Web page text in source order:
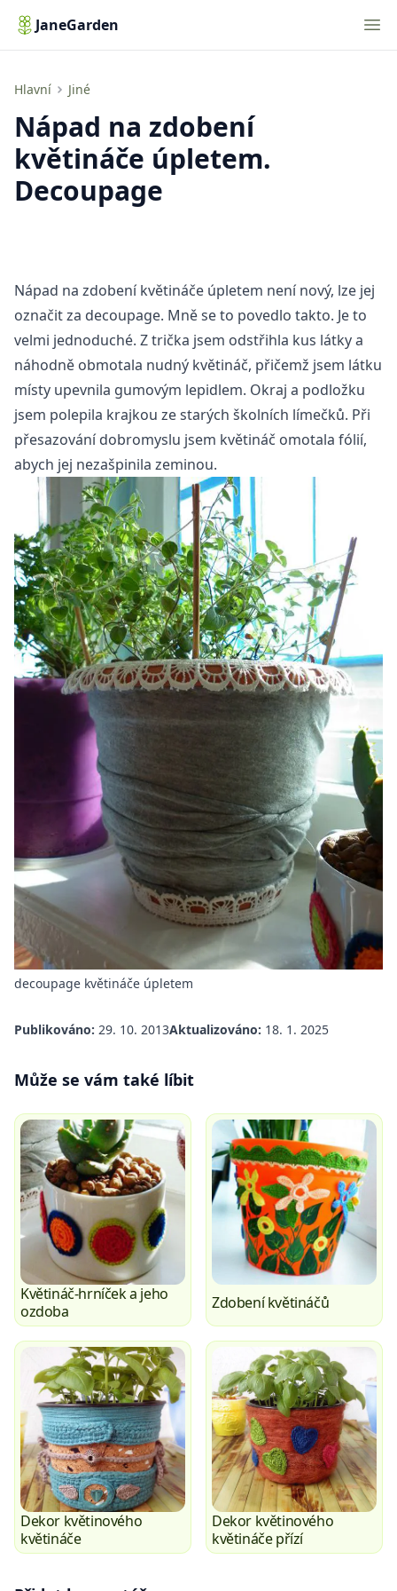
JaneGarden
Hlavní Jiné
Nápad na zdobení květináče úpletem. Decoupage
Nápad na zdobení
květináče úpletem.
Decoupage
Nápad na zdobení květináče úpletem není nový, lze jej
označit za decoupage. Mně se to povedlo takto. Je to
velmi jednoduché. Z trička jsem odstřihla kus látky a
náhodně obmotala nudný květináč, přičemž jsem látku
místy upevnila gumovým lepidlem. Okraj a podložku
jsem polepila krajkou ze starých školních límečků. Při
přesazování dobromyslu jsem květináč omotala fólií,
abych jej nezašpinila zeminou.
decoupage květináče úpletem
Publikováno: 29. 10. 2013Aktualizováno: 18. 1. 2025
Může se vám také líbit
Květináč-hrníček a jeho
ozdoba
Zdobení květináčů
Dekor květinového
květináče
Dekor květinového
květináče přízí